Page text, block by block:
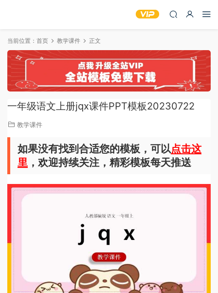
当前位置： 首页 教学课件 正文
一年级语文上册jqx课件PPT模板20230722
教学课件
如果没有找到合适您的模板，可以点击这
里 ，欢迎持续关注，精彩模板每天推送